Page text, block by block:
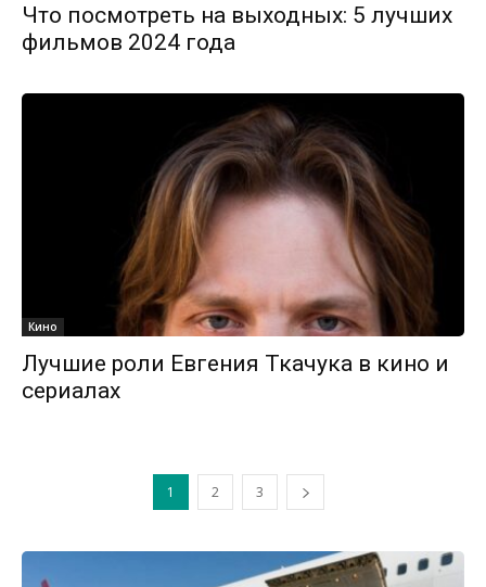
Что посмотреть на выходных: 5 лучших
фильмов 2024 года
Кино
Лучшие роли Евгения Ткачука в кино и
сериалах
1 2 3